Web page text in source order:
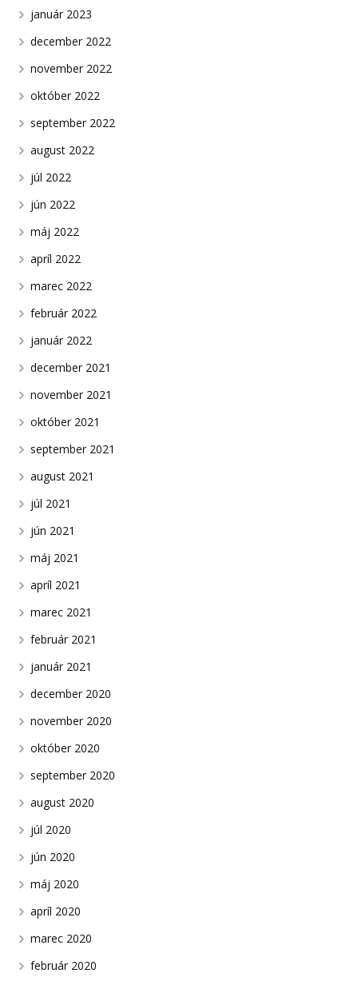
január 2023
december 2022
november 2022
október 2022
september 2022
august 2022
júl 2022
jún 2022
máj 2022
apríl 2022
marec 2022
február 2022
január 2022
december 2021
november 2021
október 2021
september 2021
august 2021
júl 2021
jún 2021
máj 2021
apríl 2021
marec 2021
február 2021
január 2021
december 2020
november 2020
október 2020
september 2020
august 2020
júl 2020
jún 2020
máj 2020
apríl 2020
marec 2020
február 2020